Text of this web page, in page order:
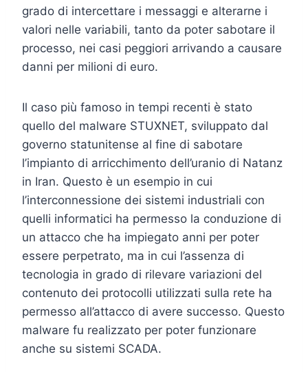
grado di intercettare i messaggi e alterarne i
valori nelle variabili, tanto da poter sabotare il
processo, nei casi peggiori arrivando a causare
danni per milioni di euro.
Il caso più famoso in tempi recenti è stato
quello del malware STUXNET, sviluppato dal
governo statunitense al fine di sabotare
l’impianto di arricchimento dell’uranio di Natanz
in Iran. Questo è un esempio in cui
l’interconnessione dei sistemi industriali con
quelli informatici ha permesso la conduzione di
un attacco che ha impiegato anni per poter
essere perpetrato, ma in cui l’assenza di
tecnologia in grado di rilevare variazioni del
contenuto dei protocolli utilizzati sulla rete ha
permesso all’attacco di avere successo. Questo
malware fu realizzato per poter funzionare
anche su sistemi SCADA.